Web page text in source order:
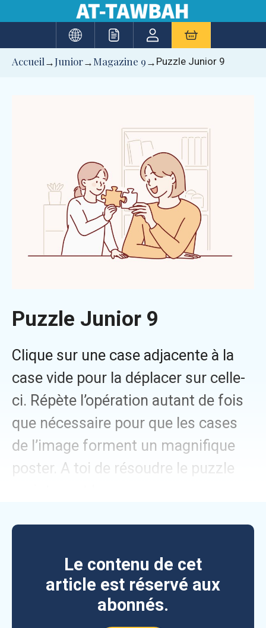
au
Accueil →Junior→ Magazine 9 → Puzzle Junior 9
Puzzle Junior 9
Clique sur une case adjacente à la
case vide pour la déplacer sur celle-
ci. Répète l’opération autant de fois
que nécessaire pour que les cases
de l’image forment un magnifique
poster. A toi de résoudre le puzzle
Le contenu de cet
article est réservé aux
abonnés.